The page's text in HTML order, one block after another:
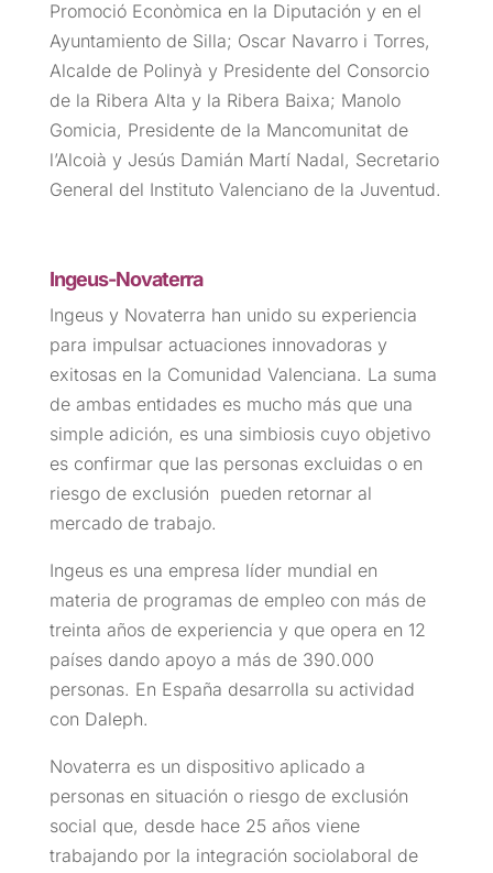
Promoció Econòmica en la Diputación y en el
Ayuntamiento de Silla; Oscar Navarro i Torres,
Alcalde de Polinyà y Presidente del Consorcio
de la Ribera Alta y la Ribera Baixa; Manolo
Gomicia, Presidente de la Mancomunitat de
l’Alcoià y Jesús Damián Martí Nadal, Secretario
General del Instituto Valenciano de la Juventud.
Ingeus-Novaterra
Ingeus y Novaterra han unido su experiencia
para impulsar actuaciones innovadoras y
exitosas en la Comunidad Valenciana. La suma
de ambas entidades es mucho más que una
simple adición, es una simbiosis cuyo objetivo
es confirmar que las personas excluidas o en
riesgo de exclusión pueden retornar al
mercado de trabajo.
Ingeus es una empresa líder mundial en
materia de programas de empleo con más de
treinta años de experiencia y que opera en 12
países dando apoyo a más de 390.000
personas. En España desarrolla su actividad
con Daleph.
Novaterra es un dispositivo aplicado a
personas en situación o riesgo de exclusión
social que, desde hace 25 años viene
trabajando por la integración sociolaboral de